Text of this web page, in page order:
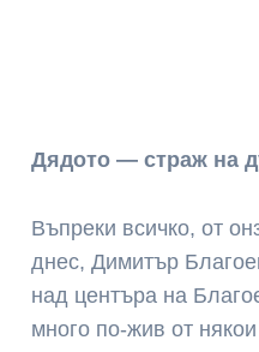
Дядото — страж на
Въпреки всичко, от
днес, Димитър
над центъра на
много по-жив от